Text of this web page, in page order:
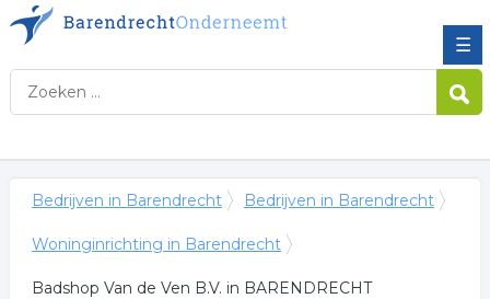
☰
Bedrijven in Barendrecht Bedrijven in Barendrecht
Woninginrichting in Barendrecht
Badshop Van de Ven B.V. in BARENDRECHT